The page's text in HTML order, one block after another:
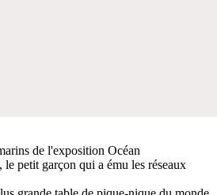
de l'exposition Océan
petit garçon qui a ému les réseaux